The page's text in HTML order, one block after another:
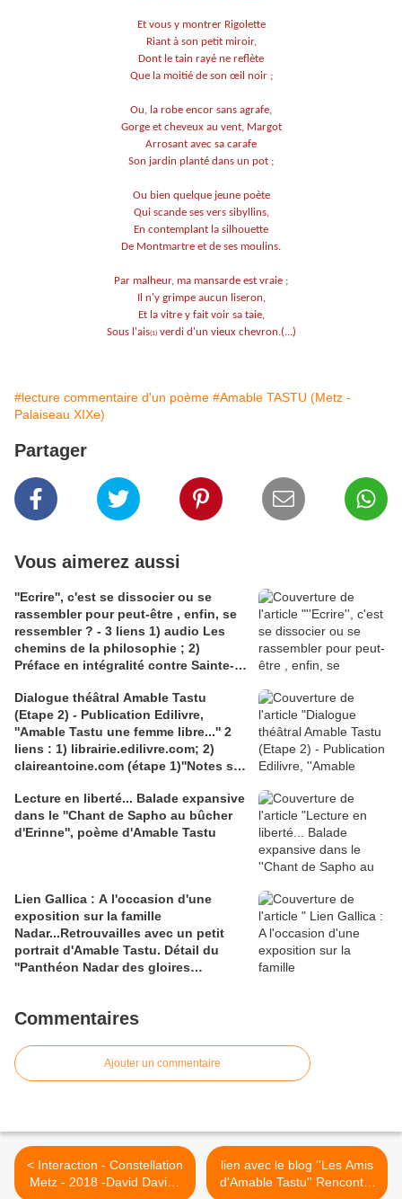
Et vous y montrer Rigolette
Riant à son petit miroir,
Dont le tain rayé ne reflète
Que la moitié de son œil noir ;
Ou, la robe encor sans agrafe,
Gorge et cheveux au vent, Margot
Arrosant avec sa carafe
Son jardin planté dans un pot ;
Ou bien quelque jeune poète
Qui scande ses vers sibyllins,
En contemplant la silhouette
De Montmartre et de ses moulins.
Par malheur, ma mansarde est vraie ;
Il n'y grimpe aucun liseron,
Et la vitre y fait voir sa taie,
Sous l'ais(1)verdi d'un vieux chevron.(...)
#lecture commentaire d'un poème #Amable TASTU (Metz -
Palaiseau XIXe)
Partager
Vous aimerez aussi
''Ecrire'', c'est se dissocier ou se
rassembler pour peut-être , enfin, se
ressembler ? - 3 liens 1) audio Les
chemins de la philosophie ; 2)
Préface en intégralité contre Sainte-
d'Amable Tastu, poète, amie de
Sainte-Beuve
Dialogue théâtral Amable Tastu
(Etape 2) - Publication Edilivre,
''Amable Tastu une femme libre...'' 2
liens : 1) librairie.edilivre.com; 2)
claireantoine.com (étape 1)''Notes sur
Lecture en liberté... Balade expansive
dans le ''Chant de Sapho au bûcher
d'Erinne'', poème d'Amable Tastu
Lien Gallica : A l'occasion d'une
exposition sur la famille
Nadar...Retrouvailles avec un petit
portrait d'Amable Tastu. Détail du
''Panthéon Nadar des gloires
Commentaires
Ajouter un commentaire
< Interaction - Constellation
Metz - 2018 -David David :
lien avec le blog ''Les Amis
d'Amable Tastu'' Rencontre